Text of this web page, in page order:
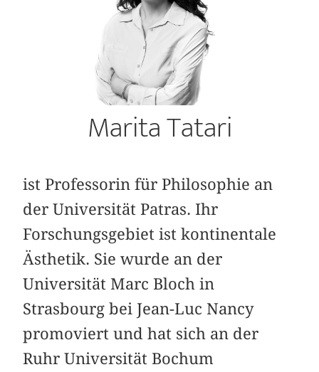
Marita Tatari
ist Professorin für Philosophie an
der Universität Patras. Ihr
Forschungsgebiet ist kontinentale
Ästhetik. Sie wurde an der
Universität Marc Bloch in
Strasbourg bei Jean-Luc Nancy
promoviert und hat sich an der
Ruhr Universität Bochum